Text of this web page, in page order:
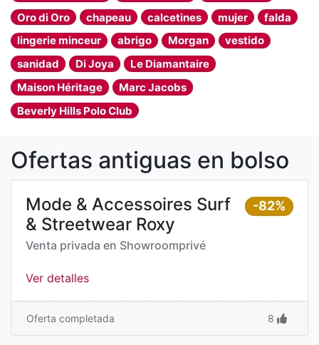
Oro di Oro
chapeau calcetines mujer
falda
lingerie minceur
abrigo Morgan
vestido
sanidad
Di Joya
Le Diamantaire
Maison Héritage
Marc Jacobs
Beverly Hills Polo Club
Ofertas antiguas en bolso
-82%
Mode & Accessoires Surf
& Streetwear Roxy
Venta privada en Showroomprivé
Ver detalles
Oferta completada 8